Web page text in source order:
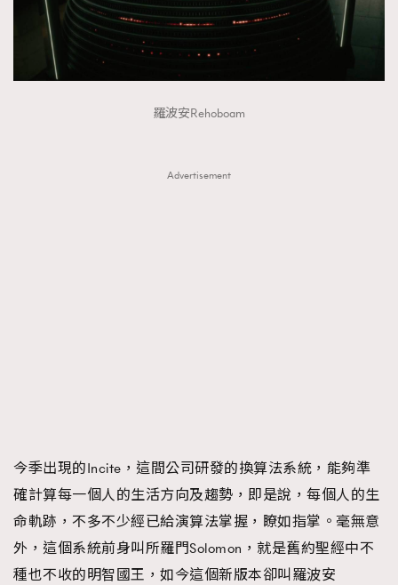
羅波安Rehoboam
Advertisement
今季出現的Incite，這間公司研發的換算法系統，能夠準
確計算每一個人的生活方向及趨勢，即是說，每個人的生
命軌跡，不多不少經已給演算法掌握，瞭如指掌。毫無意
外，這個系統前身叫所羅門Solomon，就是舊約聖經中不
種也不收的明智國王，如今這個新版本卻叫羅波安